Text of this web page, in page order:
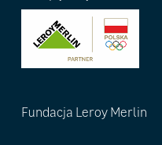
Fundacja Leroy Merlin